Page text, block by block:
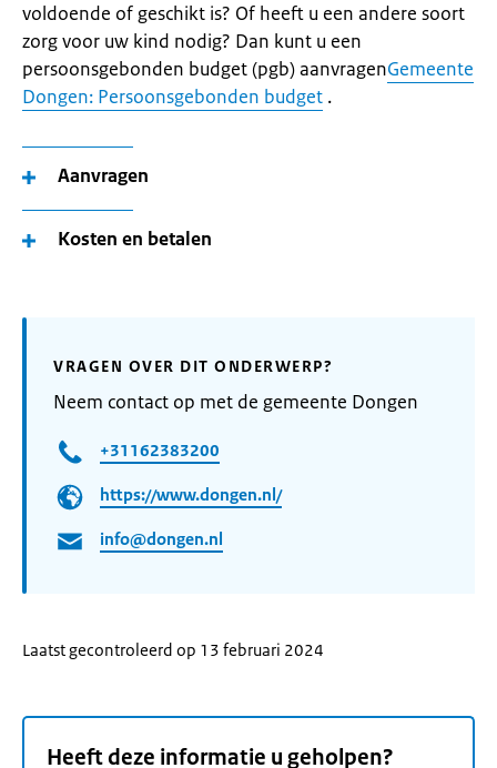
voldoende of geschikt is? Of heeft u een andere soort
zorg voor uw kind nodig? Dan kunt u een
persoonsgebonden budget (pgb) aanvragenGemeente
Dongen: Persoonsgebonden budget .
Aanvragen
Kosten en betalen
VRAGEN OVER DIT ONDERWERP?
Neem contact op met de gemeente Dongen
+31162383200
https://www.dongen.nl/
info@dongen.nl
Laatst gecontroleerd op 13 februari 2024
Heeft deze informatie u geholpen?